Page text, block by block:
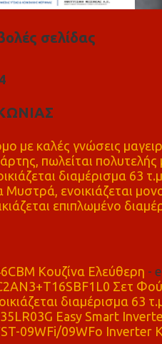
σελίδας
με καλές γνώσεις
πωλείται πολυτελής
διαμέρισμα 63 τ.μ
Μυστρά, ενοικιάζεται
επιπλωμένο
Κουζίνα Ελεύθερη -
Σετ
διαμέρισμα 63
Easy Smart
09WFi/09WFo Inverter